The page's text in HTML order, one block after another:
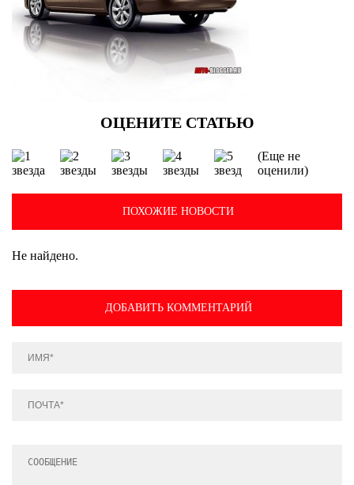
(Еще не
оценили)
ПОХОЖИЕ НОВОСТИ
Не найдено.
ДОБАВИТЬ КОММЕНТАРИЙ